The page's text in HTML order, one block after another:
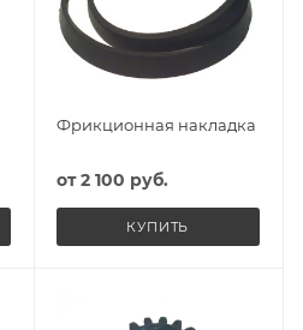
Фрикционная накладка
от2 100 руб.
КУПИТЬ